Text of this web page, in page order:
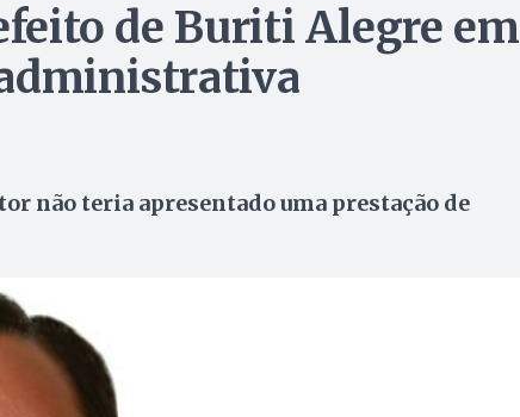
de Buriti Alegre em
não teria apresentado uma prestação de